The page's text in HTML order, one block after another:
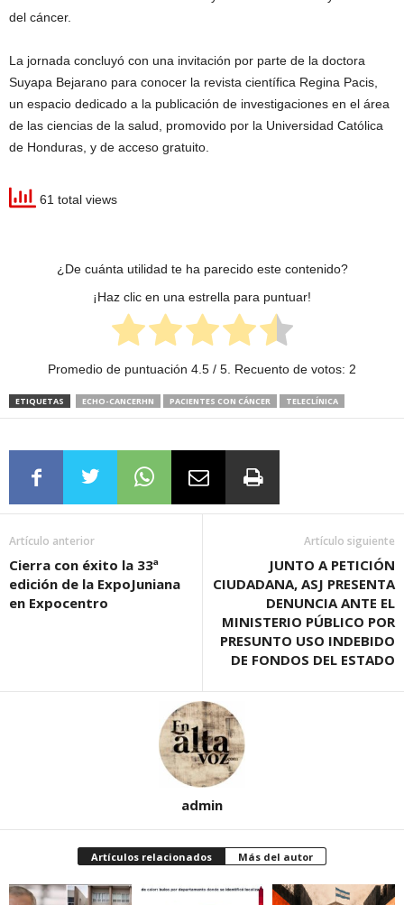
del cáncer.
La jornada concluyó con una invitación por parte de la doctora
Suyapa Bejarano para conocer la revista científica Regina Pacis,
un espacio dedicado a la publicación de investigaciones en el área
de las ciencias de la salud, promovido por la Universidad Católica
de Honduras, y de acceso gratuito.
61 total views
¿De cuánta utilidad te ha parecido este contenido?
¡Haz clic en una estrella para puntuar!
Promedio de puntuación 4.5 / 5. Recuento de votos: 2
ETIQUETAS ECHO-CANCERHN PACIENTES CON CÁNCER TELECLÍNICA
Artículo anterior
Cierra con éxito la 33ª
edición de la ExpoJuniana
en Expocentro
Artículo siguiente
JUNTO A PETICIÓN
CIUDADANA, ASJ PRESENTA
DENUNCIA ANTE EL
MINISTERIO PÚBLICO POR
PRESUNTO USO INDEBIDO
DE FONDOS DEL ESTADO
admin
Artículos relacionados Más del autor